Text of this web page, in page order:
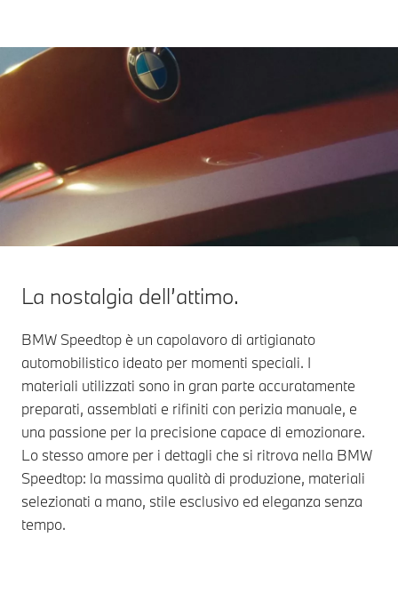
La nostalgia dell’attimo.
BMW Speedtop è un capolavoro di artigianato
automobilistico ideato per momenti speciali. I
materiali utilizzati sono in gran parte accuratamente
preparati, assemblati e rifiniti con perizia manuale, e
una passione per la precisione capace di emozionare.
Lo stesso amore per i dettagli che si ritrova nella BMW
Speedtop: la massima qualità di produzione, materiali
selezionati a mano, stile esclusivo ed eleganza senza
tempo.